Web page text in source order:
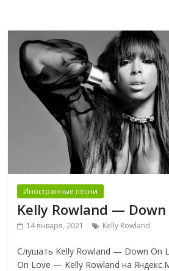
Иностранные песни
Kelly Rowland — Down
14 января, 2021 Kelly Rowland
Слушать Kelly Rowland — Down On
On Love — Kelly Rowland на